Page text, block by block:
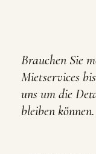
Brauchen Sie
Mietservices
uns um die
bleiben können.